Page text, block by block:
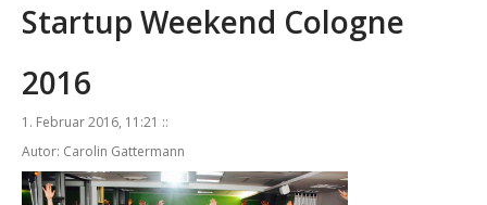
Startup Weekend Cologne
2016
1. Februar 2016, 11:21 ::
Autor: Carolin Gattermann